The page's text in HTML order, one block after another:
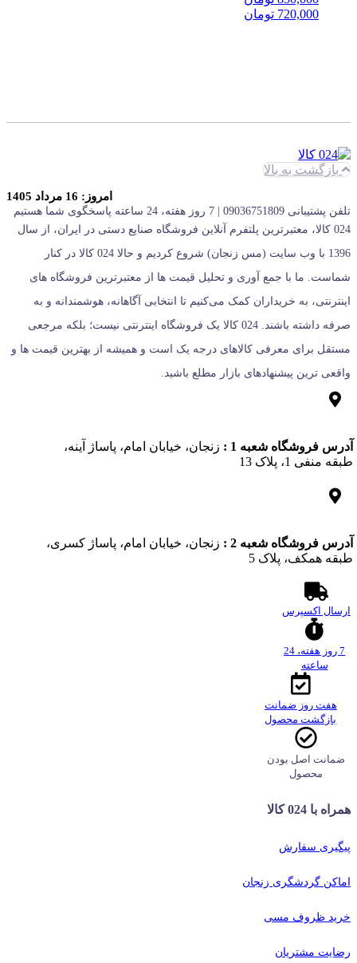
قیمت
720,000 تومان
بازگشت به بالا
امروز: 16 مرداد 1405
تلفن پشتیبانی 09036751809 | 7 روز هفته، 24 ساعته پاسخگوی شما هستیم
024 کالا، معتبرترین پلتفرم آنلاین فروشگاه صنایع دستی در ایران، از سال
1396 با وب سایت (مس زنجان) شروع کردیم و حالا 024 کالا در کنار
شماست. ما با جمع‌ آوری و تحلیل قیمت‌ ها از معتبرترین فروشگاه‌ های
اینترنتی، به خریداران کمک می‌کنیم تا انتخابی آگاهانه، هوشمندانه و به‌
صرفه داشته باشند. 024 کالا یک فروشگاه اینترنتی نیست؛ بلکه مرجعی
مستقل برای معرفی کالاهای درجه یک است و همیشه از بهترین قیمت‌ ها و
واقعی‌ ترین پیشنهادهای بازار مطلع باشید.
آدرس فروشگاه شعبه 1 :
زنجان، خیابان امام، پاساژ آینه،
طبقه منفی 1، پلاک 13
آدرس فروشگاه شعبه 2 :
زنجان، خیابان امام، پاساژ کسری،
طبقه همکف، پلاک 5
ارسال اکسپرس
7 روز هفته، 24
ساعته
هفت روز ضمانت
بازگشت محصول
ضمانت اصل بودن
محصول
همراه با 024 کالا
پیگیری سفارش
اماکن گردشگری زنجان
خرید ظروف مسی
رضایت مشتریان